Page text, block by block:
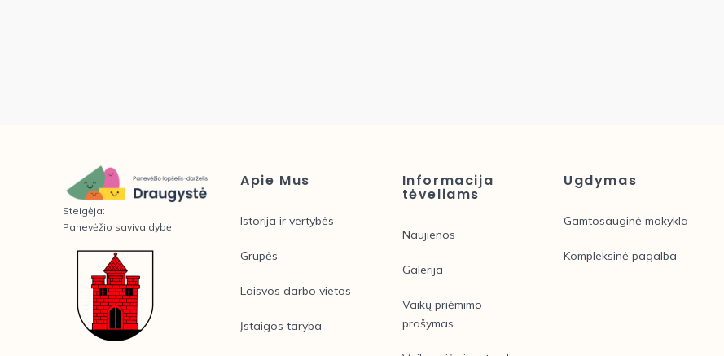
Steigėja:
Panevėžio savivaldybė
Apie Mus
Istorija ir vertybės
Grupės
Laisvos darbo vietos
Įstaigos taryba
Informacija
tėveliams
Naujienos
Galerija
Vaikų priėmimo
prašymas
Ugdymas
Gamtosauginė mokykla
Kompleksinė pagalba